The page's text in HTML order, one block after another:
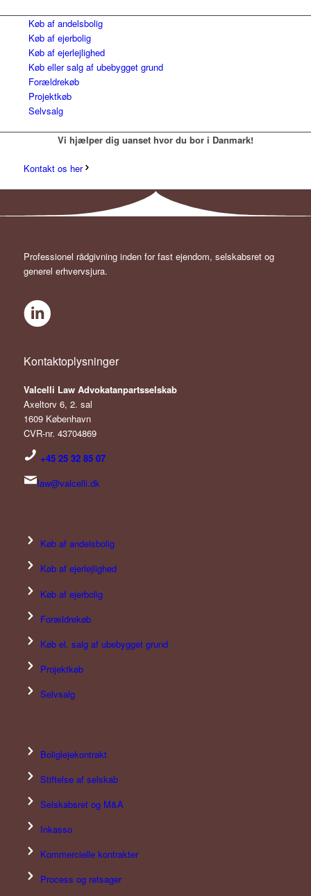
Køb af andelsbolig
Køb af ejerbolig
Køb af ejerlejlighed
Køb eller salg af ubebygget grund
Forældrekøb
Projektkøb
Selvsalg
Vi hjælper dig uanset hvor du bor i Danmark!
Kontakt os her
Professionel rådgivning inden for fast ejendom, selskabsret og
generel erhvervsjura.
Kontaktoplysninger
Valcelli Law Advokatanpartsselskab
Axeltorv 6, 2. sal
1609 København
CVR-nr. 43704869
+45 25 32 85 07
law@valcelli.dk
Køb af andelsbolig
Køb af ejerlejlighed
Køb af ejerbolig
Forældrekøb
Køb el. salg af ubebygget grund
Projektkøb
Selvsalg
Boliglejekontrakt
Stiftelse af selskab
Selskabsret og M&A
Inkasso
Kommercielle kontrakter
Process og retsager